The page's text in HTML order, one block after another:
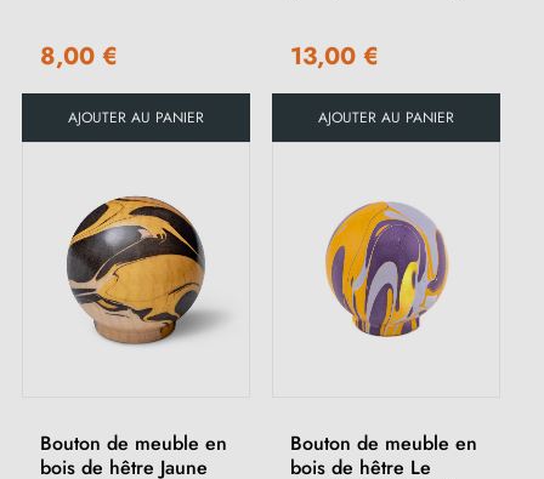
8,00 €
AJOUTER AU PANIER
13,00 €
AJOUTER AU PANIER
Bouton de meuble en
bois de hêtre Jaune
Bouton de meuble en
bois de hêtre Le